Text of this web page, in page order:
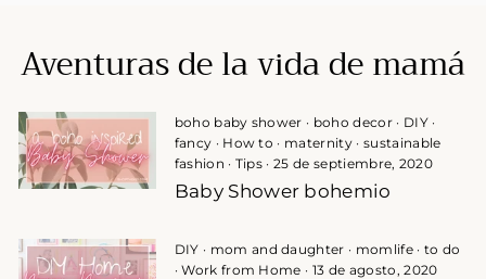
Aventuras de la vida de mamá
boho baby shower · boho decor· DIY·
fancy · How to · maternity· sustainable
fashion · Tips ·25 de septiembre, 2020
Baby Shower bohemio
DIY · mom and daughter · momlife· to do
·Work from Home · 13 de agosto, 2020